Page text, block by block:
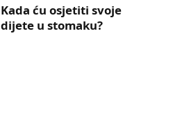
Kada ću osjetiti svoje
dijete u stomaku?